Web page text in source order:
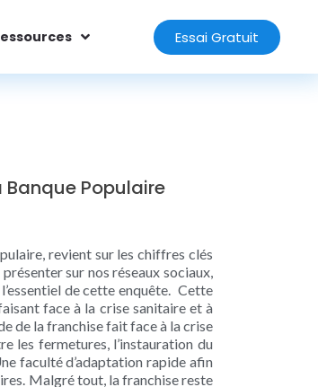
Essai Gratuit
Banque Populaire
revient sur les chiffres clés
sur nos réseaux sociaux,
de cette enquête. Cette
face à la crise sanitaire et à
de la franchise fait face à la crise
les fermetures, l’instauration du
faculté d’adaptation rapide afin
Malgré tout, la franchise reste